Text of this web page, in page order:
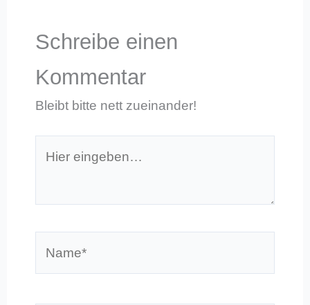
Schreibe einen
Kommentar
Bleibt bitte nett zueinander!
eingeben…